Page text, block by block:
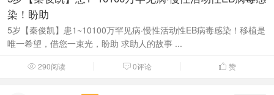
染！盼助
5岁【秦俊凯】患1~10100万罕见病·慢性活动性EB病毒感染！移植是
唯一希望，借您一束光，盼助 求助人的故事 ...
 290阅读  0评论  赞